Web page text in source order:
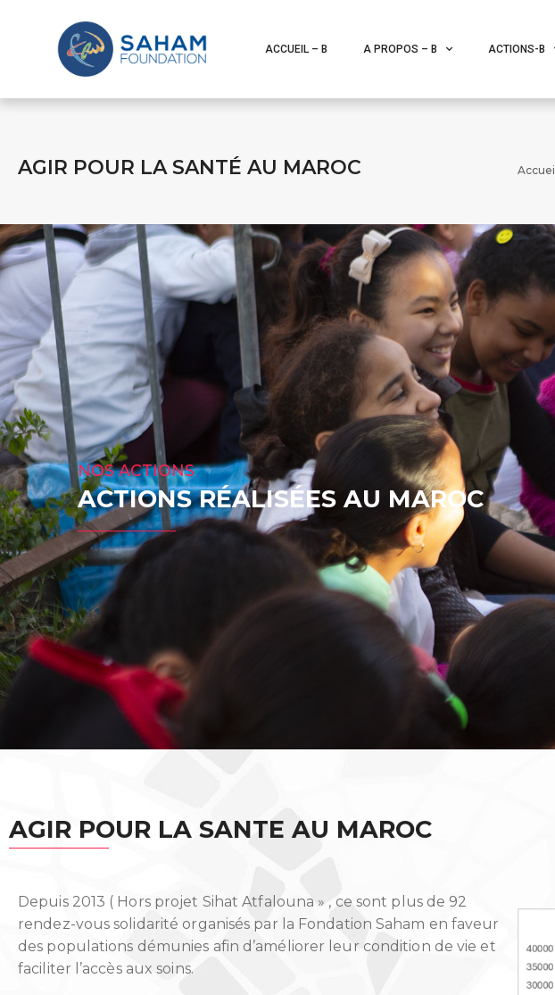
ACCUEIL – B A PROPOS – B ACTIONS-B
AGIR POUR LA SANTÉ AU MAROC Accueil
NOS ACTIONS
ACTIONS RÉALISÉES AU MAROC
AGIR POUR LA SANTE AU MAROC
Depuis 2013 ( Hors projet Sihat Atfalouna » , ce sont plus de 92
rendez-vous solidarité organisés par la Fondation Saham en faveur
des populations démunies afin d’améliorer leur condition de vie et
faciliter l’accès aux soins.